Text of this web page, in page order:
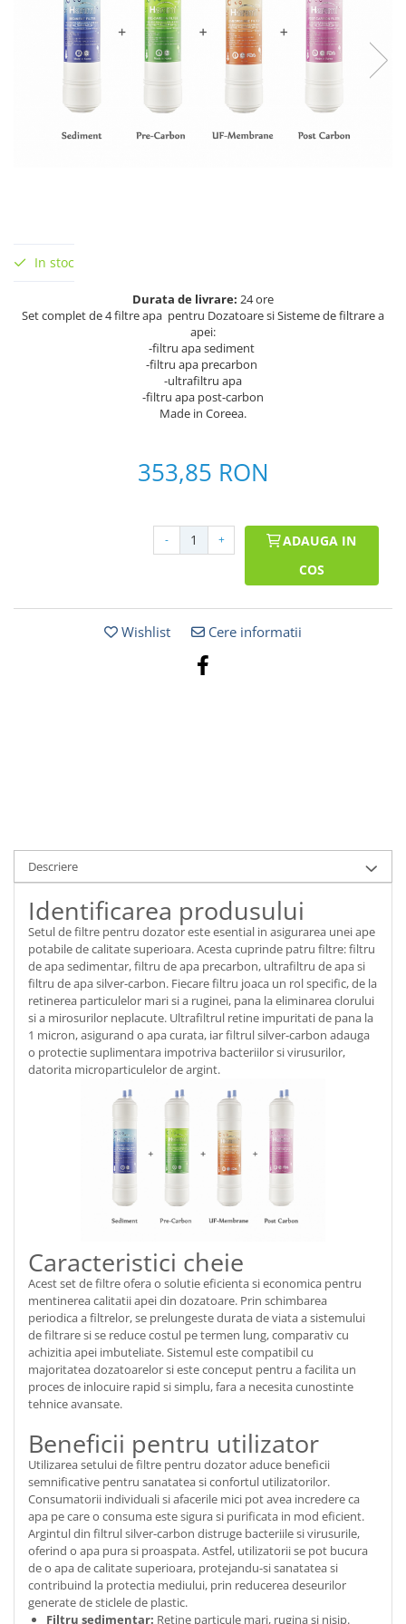
In stoc
Durata de livrare: 24 ore
Set complet de 4 filtre apa pentru Dozatoare si Sisteme de filtrare a
apei:
-filtru apa sediment
-filtru apa precarbon
-ultrafiltru apa
-filtru apa post-carbon
Made in Coreea.
353,85 RON
- +
ADAUGA IN
COS
Wishlist Cere informatii
Descriere
Identificarea produsului
Setul de filtre pentru dozator este esential in asigurarea unei ape
potabile de calitate superioara. Acesta cuprinde patru filtre: filtru
de apa sedimentar, filtru de apa precarbon, ultrafiltru de apa si
filtru de apa silver-carbon. Fiecare filtru joaca un rol specific, de la
retinerea particulelor mari si a ruginei, pana la eliminarea clorului
si a mirosurilor neplacute. Ultrafiltrul retine impuritati de pana la
1 micron, asigurand o apa curata, iar filtrul silver-carbon adauga
o protectie suplimentara impotriva bacteriilor si virusurilor,
datorita microparticulelor de argint.
Caracteristici cheie
Acest set de filtre ofera o solutie eficienta si economica pentru
mentinerea calitatii apei din dozatoare. Prin schimbarea
periodica a filtrelor, se prelungeste durata de viata a sistemului
de filtrare si se reduce costul pe termen lung, comparativ cu
achizitia apei imbuteliate. Sistemul este compatibil cu
majoritatea dozatoarelor si este conceput pentru a facilita un
proces de inlocuire rapid si simplu, fara a necesita cunostinte
tehnice avansate.
Beneficii pentru utilizator
Utilizarea setului de filtre pentru dozator aduce beneficii
semnificative pentru sanatatea si confortul utilizatorilor.
Consumatorii individuali si afacerile mici pot avea incredere ca
apa pe care o consuma este sigura si purificata in mod eficient.
Argintul din filtrul silver-carbon distruge bacteriile si virusurile,
oferind o apa pura si proaspata. Astfel, utilizatorii se pot bucura
de o apa de calitate superioara, protejandu-si sanatatea si
contribuind la protectia mediului, prin reducerea deseurilor
generate de sticlele de plastic.
Filtru sedimentar: Retine particule mari, rugina si nisip.